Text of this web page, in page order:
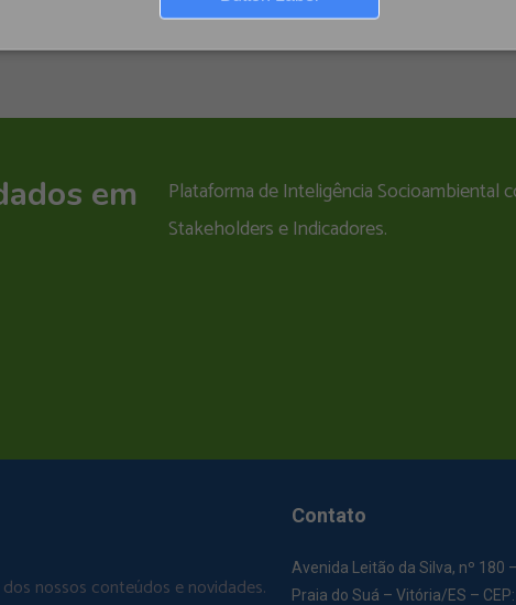
em
Plataforma de Inteligência Socioambiental
Stakeholders e Indicadores.
nossos conteúdos e novidades.
Contato
Avenida Leitão da Silva, nº 180
Praia do Suá – Vitória/ES –